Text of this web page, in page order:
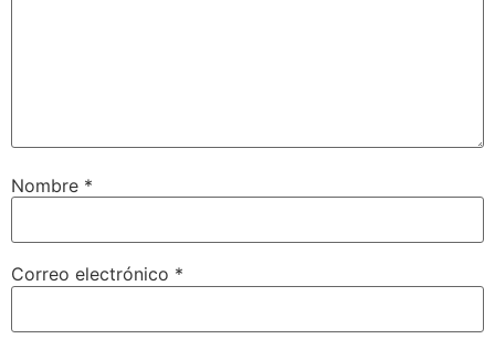
Nombre *
Correo electrónico *